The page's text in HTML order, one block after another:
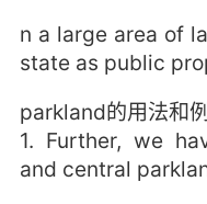
n a large area of
state as public
parkland的用法和例
1. Further, we
and central